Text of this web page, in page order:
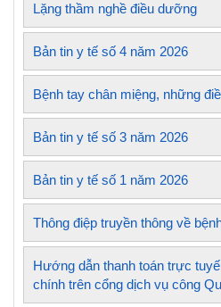
Lặng thầm nghề điều dưỡng
Bản tin y tế số 4 năm 2026
Bệnh tay chân miệng, những
Bản tin y tế số 3 năm 2026
Bản tin y tế số 1 năm 2026
Thông điệp truyền thông về
Hướng dẫn thanh toán trực
chính trên cổng dịch vụ công